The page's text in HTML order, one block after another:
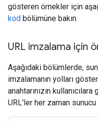
gösteren örnekler için
kod bölümüne bakın.
URL imzalama için
Aşağıdaki bölümlerde,
imzalamanın yolları
anahtarınızın
URL'ler her zaman sunucu